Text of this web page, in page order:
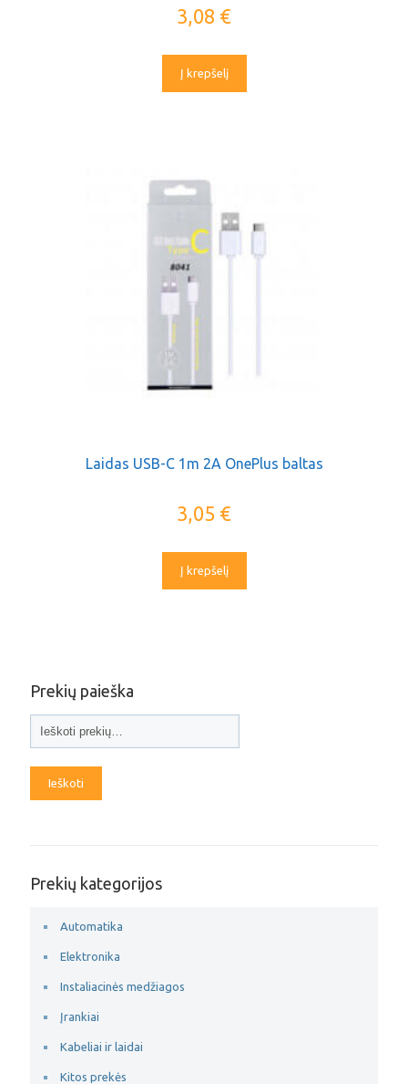
3,08 €
Į krepšelį
Laidas USB-C 1m 2A OnePlus baltas
3,05 €
Į krepšelį
Prekių paieška
Ieškoti
Prekių kategorijos
Automatika
Elektronika
Instaliacinės medžiagos
Įrankiai
Kabeliai ir laidai
Kitos prekės